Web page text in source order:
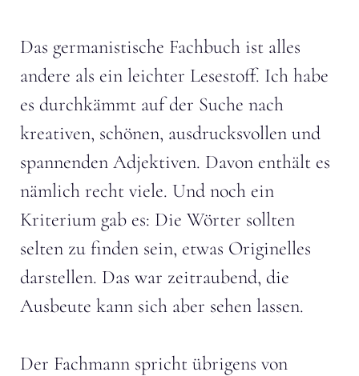
Das germanistische Fachbuch ist alles
andere als ein leichter Lesestoff. Ich habe
es durchkämmt auf der Suche nach
kreativen, schönen, ausdrucksvollen und
spannenden Adjektiven. Davon enthält es
nämlich recht viele. Und noch ein
Kriterium gab es: Die Wörter sollten
selten zu finden sein, etwas Originelles
darstellen. Das war zeitraubend, die
Ausbeute kann sich aber sehen lassen.
Der Fachmann spricht übrigens von